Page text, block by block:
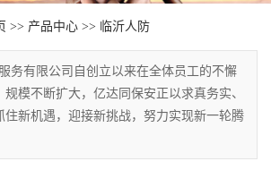
>> 产品中心 >> 临沂人防
务有限公司自创立以来在全体员工的不懈
模不断扩大，亿达同保安正以求真务实、
住新机遇，迎接新挑战，努力实现新一轮腾